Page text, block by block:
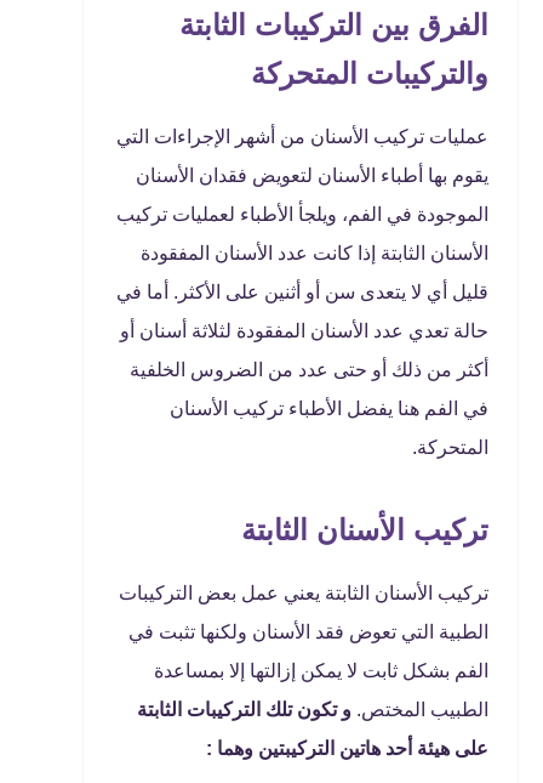
الفرق بين التركيبات الثابتة
والتركيبات المتحركة
عمليات تركيب الأسنان من أشهر الإجراءات التي
يقوم بها أطباء الأسنان لتعويض فقدان الأسنان
الموجودة في الفم، ويلجأ الأطباء لعمليات تركيب
الأسنان الثابتة إذا كانت عدد الأسنان المفقودة
قليل أي لا يتعدى سن أو أثنين على الأكثر. أما في
حالة تعدي عدد الأسنان المفقودة لثلاثة أسنان أو
أكثر من ذلك أو حتى عدد من الضروس الخلفية
في الفم هنا يفضل الأطباء تركيب الأسنان
المتحركة.
تركيب الأسنان الثابتة
تركيب الأسنان الثابتة يعني عمل بعض التركيبات
الطبية التي تعوض فقد الأسنان ولكنها تثبت في
الفم بشكل ثابت لا يمكن إزالتها إلا بمساعدة
الطبيب المختص. و تكون تلك التركيبات الثابتة
على هيئة أحد هاتين التركيبتين وهما :